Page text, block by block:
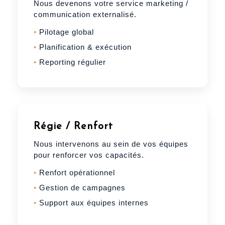
Nous devenons votre service marketing /
communication externalisé.
Pilotage global
Planification & exécution
Reporting régulier
Régie / Renfort
Nous intervenons au sein de vos équipes
pour renforcer vos capacités.
Renfort opérationnel
Gestion de campagnes
Support aux équipes internes